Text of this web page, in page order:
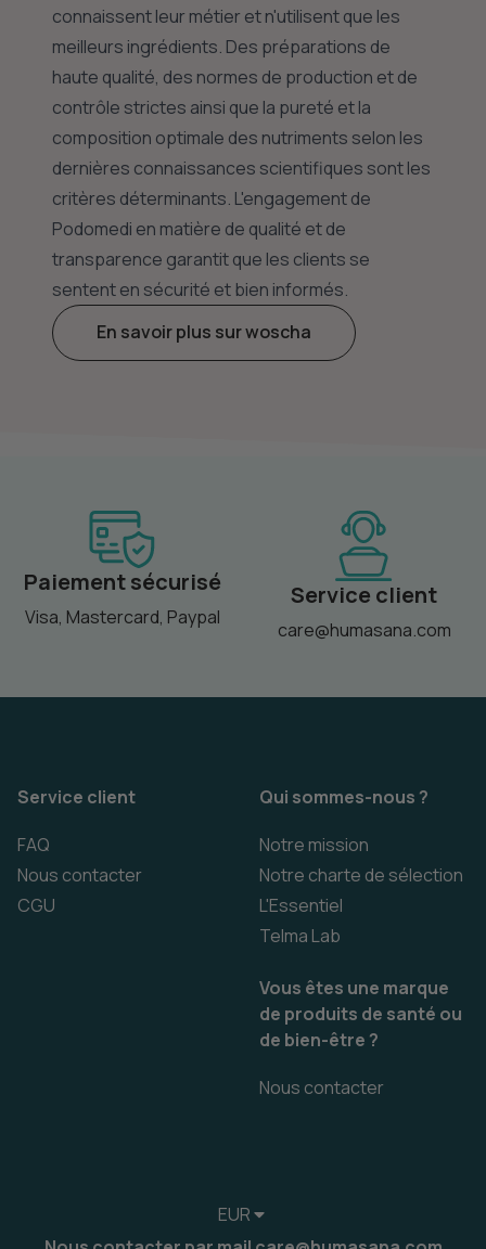
connaissent leur métier et n'utilisent que les
meilleurs ingrédients. Des préparations de
haute qualité, des normes de production et de
contrôle strictes ainsi que la pureté et la
composition optimale des nutriments selon les
dernières connaissances scientifiques sont les
critères déterminants. L'engagement de
Podomedi en matière de qualité et de
transparence garantit que les clients se
sentent en sécurité et bien informés.
En savoir plus sur woscha
Paiement sécurisé
Visa, Mastercard, Paypal
Service client
care@humasana.com
Service client
FAQ
Nous contacter
CGU
Qui sommes-nous ?
Notre mission
Notre charte de sélection
L'Essentiel
Telma Lab
Vous êtes une marque
de produits de santé ou
de bien-être ?
Nous contacter
EUR